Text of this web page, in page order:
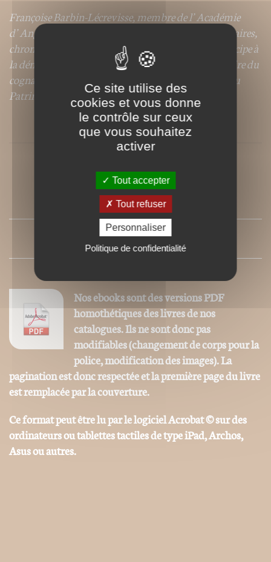
Françoise Barbin-Lécrevisse, membre de l’Académie
d’Angoumois, auteur de nombreux ouvrages culinaires,
chroniqueuse, spécialiste du terroir charentais, participe à
la démarche collective de l’association Les savoir-faire du
cognac pour faire reconnaître ce spiritueux unique au
Patrimoine culturel immatériel de l’Unesco.
SOMMAIRE
Nos ebooks sont des versions PDF
homothétiques des livres de nos
catalogues. Ils ne sont donc pas
modifiables (changement de corps pour la
police, modification des images). La
pagination est donc respectée et la première page du livre
est remplacée par la couverture.
Ce format peut être lu par le logiciel Acrobat © sur des
ordinateurs ou tablettes tactiles de type iPad, Archos,
Asus ou autres.
Ce site utilise des
cookies et vous donne
le contrôle sur ceux
que vous souhaitez
activer
Tout accepter
Tout refuser
Personnaliser
Politique de confidentialité